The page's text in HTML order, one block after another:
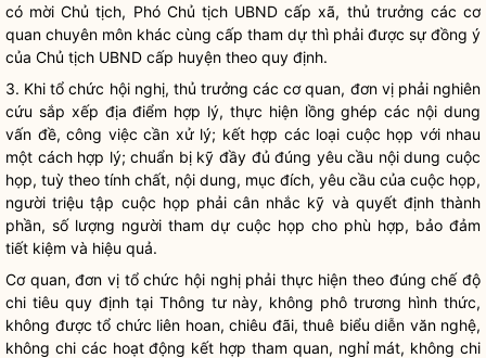
có mời Chủ tịch, Phó Chủ tịch UBND cấp xã, thủ trưởng các cơ
quan chuyên môn khác cùng cấp tham dự thì phải được sự đồng ý
của Chủ tịch UBND cấp huyện theo quy định.
3. Khi tổ chức hội nghị, thủ trưởng các cơ quan, đơn vị phải nghiên
cứu sắp xếp địa điểm hợp lý, thực hiện lồng ghép các nội dung
vấn đề, công việc cần xử lý; kết hợp các loại cuộc họp với nhau
một cách hợp lý; chuẩn bị kỹ đầy đủ đúng yêu cầu nội dung cuộc
họp, tuỳ theo tính chất, nội dung, mục đích, yêu cầu của cuộc họp,
người triệu tập cuộc họp phải cân nhắc kỹ và quyết định thành
phần, số lượng người tham dự cuộc họp cho phù hợp, bảo đảm
tiết kiệm và hiệu quả.
Cơ quan, đơn vị tổ chức hội nghị phải thực hiện theo đúng chế độ
chi tiêu quy định tại Thông tư này, không phô trương hình thức,
không được tổ chức liên hoan, chiêu đãi, thuê biểu diễn văn nghệ,
không chi các hoạt động kết hợp tham quan, nghỉ mát, không chi